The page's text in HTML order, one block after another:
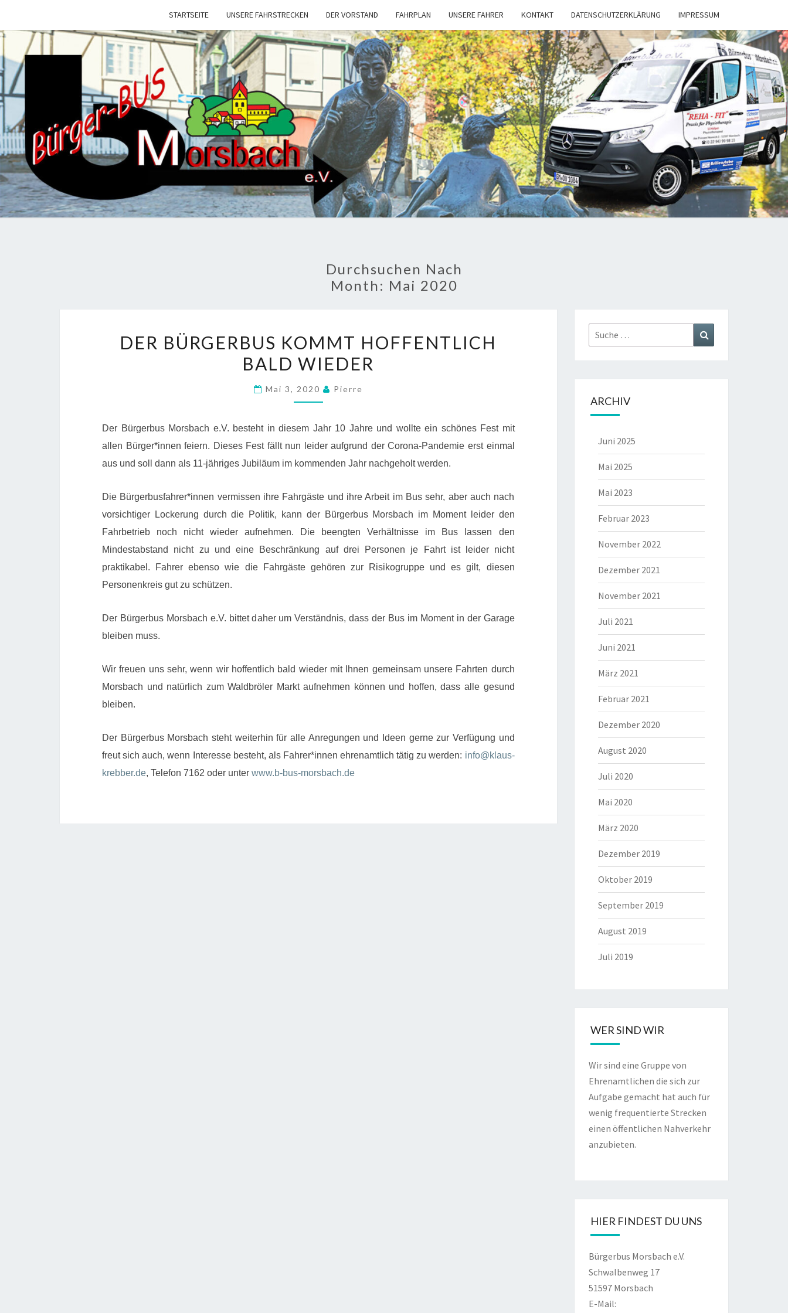
STARTSEITE UNSERE FAHRSTRECKEN DER VORSTAND FAHRPLAN UNSERE FAHRER KONTAKT DATENSCHUTZERKLÄRUNG IMPRESSUM
Durchsuchen Nach
Month: Mai 2020
BÜRGERBUS
KOMMT
BALD
DER BÜRGERBUS KOMMT HOFFENTLICH
BALD WIEDER
Mai 3, 2020 Pierre
Der Bürgerbus Morsbach e.V. besteht in diesem Jahr 10 Jahre und wollte ein schönes Fest mit
allen Bürger*innen feiern. Dieses Fest fällt nun leider aufgrund der Corona-Pandemie erst einmal
aus und soll dann als 11-jähriges Jubiläum im kommenden Jahr nachgeholt werden.
Die Bürgerbusfahrer*innen vermissen ihre Fahrgäste und ihre Arbeit im Bus sehr, aber auch nach
vorsichtiger Lockerung durch die Politik, kann der Bürgerbus Morsbach im Moment leider den
Fahrbetrieb noch nicht wieder aufnehmen.
Die beengten Verhältnisse im Bus lassen den
Mindestabstand nicht zu und eine Beschränkung auf drei Personen je Fahrt ist leider nicht
praktikabel.
Fahrer ebenso wie die Fahrgäste gehören zur Risikogruppe und es gilt, diesen
Personenkreis gut zu schützen.
Der Bürgerbus Morsbach e.V. bittet daher um Verständnis, dass der Bus im Moment in der Garage
bleiben muss.
Wir freuen uns sehr, wenn wir hoffentlich bald wieder mit Ihnen gemeinsam unsere Fahrten durch
Morsbach und natürlich zum Waldbröler Markt aufnehmen können und hoffen, dass alle gesund
bleiben.
Der Bürgerbus Morsbach steht weiterhin für alle Anregungen und Ideen gerne zur Verfügung und
freut sich auch, wenn Interesse besteht, als Fahrer*innen ehrenamtlich tätig zu werden: info@klaus-
krebber.de, Telefon 7162 oder unter www.b-bus-morsbach.de
Suche
nach:
ARCHIV
Juni 2025
Mai 2025
Mai 2023
Februar 2023
November 2022
Dezember 2021
November 2021
Juli 2021
Juni 2021
März 2021
Februar 2021
Dezember 2020
August 2020
Juli 2020
Mai 2020
März 2020
Dezember 2019
Oktober 2019
September 2019
August 2019
Juli 2019
WER SIND WIR
Wir sind eine Gruppe von
Ehrenamtlichen die sich zur
Aufgabe gemacht hat auch für
wenig frequentierte Strecken
einen öffentlichen Nahverkehr
anzubieten.
HIER FINDEST DU UNS
Bürgerbus Morsbach e.V.
Schwalbenweg 17
51597 Morsbach
E-Mail: